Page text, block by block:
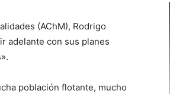
(AChM), Rodrigo
adelante con sus planes
población flotante, mucho